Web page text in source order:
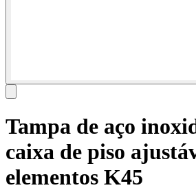
Tampa de aço
caixa de piso
elementos K45